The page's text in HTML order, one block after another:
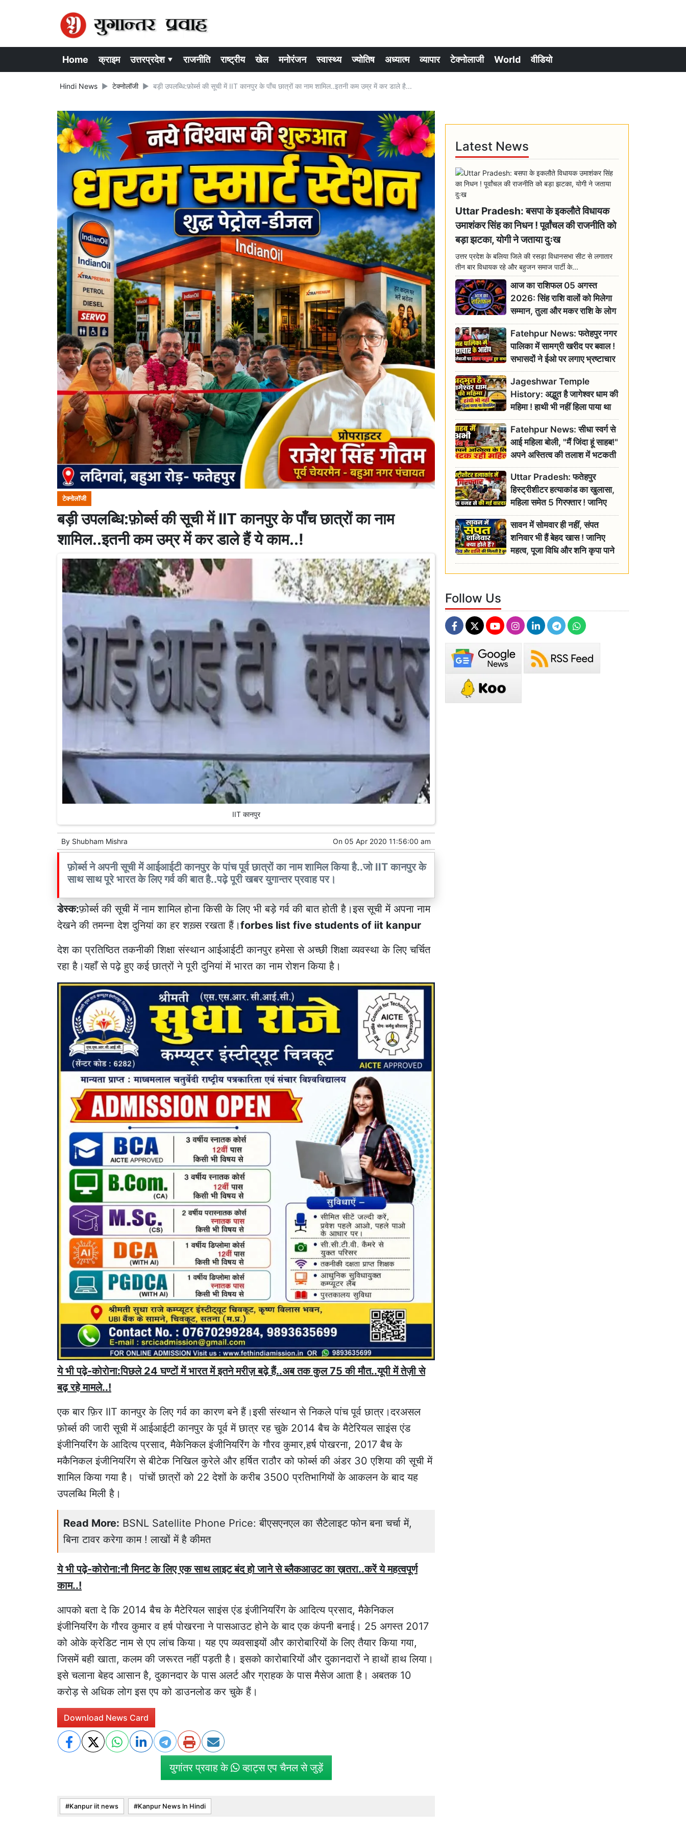
Home क्राइम उत्तरप्रदेश ▾ राजनीति राष्ट्रीय खेल मनोरंजन स्वास्थ्य ज्योतिष अध्यात्म व्यापार टेक्नोलाजी World वीडियो
Hindi News टेक्नोलॉजी बड़ी उपलब्धि:फ़ोर्ब्स की सूची में IIT कानपुर के पाँच छात्रों का नाम शामिल..इतनी कम उम्र में कर डाले है...
टेक्नोलॉजी
बड़ी उपलब्धि:फ़ोर्ब्स की सूची में IIT कानपुर के पाँच छात्रों का नाम
शामिल..इतनी कम उम्र में कर डाले हैं ये काम..!
IIT कानपुर
By Shubham Mishra On 05 Apr 2020 11:56:00 am
फ़ोर्ब्स ने अपनी सूची में आईआईटी कानपुर के पांच पूर्व छात्रों का नाम शामिल किया है..जो IIT कानपुर के
साथ साथ पूरे भारत के लिए गर्व की बात है..पढ़े पूरी खबर युगान्तर प्रवाह पर।
डेस्क:फ़ोर्ब्स की सूची में नाम शामिल होना किसी के लिए भी बड़े गर्व की बात होती है।इस सूची में अपना नाम
देखने की तमन्ना देश दुनियां का हर शख़्स रखता हैं।forbes list five students of iit kanpur
देश का प्रतिष्ठित तकनीकी शिक्षा संस्थान आईआईटी कानपुर हमेसा से अच्छी शिक्षा व्यवस्था के लिए चर्चित
रहा है।यहाँ से पढ़े हुए कई छात्रों ने पूरी दुनियां में भारत का नाम रोशन किया है।
ये भी पढ़े-कोरोना:पिछले 24 घण्टों में भारत में इतने मरीज़ बढ़े हैं..अब तक कुल 75 की मौत..यूपी में तेज़ी से
बढ़ रहे मामले..!
एक बार फ़िर IIT कानपुर के लिए गर्व का कारण बने हैं।इसी संस्थान से निकले पांच पूर्व छात्र।दरअसल
फ़ोर्ब्स की जारी सूची में आईआईटी कानपुर के पूर्व में छात्र रह चुके 2014 बैच के मैटेरियल साइंस एंड
इंजीनियरिंग के आदित्य प्रसाद, मैकेनिकल इंजीनियरिंग के गौरव कुमार,हर्ष पोखरना, 2017 बैच के
मकैनिकल इंजीनियरिंग से बीटेक निखिल कुरेले और हर्षित राठौर को फोर्ब्स की अंडर 30 एशिया की सूची में
शामिल किया गया है। पांचों छात्रों को 22 देशों के करीब 3500 प्रतिभागियों के आकलन के बाद यह
उपलब्धि मिली है।
Read More: BSNL Satellite Phone Price: बीएसएनएल का सैटेलाइट फोन बना चर्चा में,
बिना टावर करेगा काम ! लाखों में है कीमत
ये भी पढ़े-कोरोना:नौ मिनट के लिए एक साथ लाइट बंद हो जाने से ब्लैकआउट का ख़तरा..करें ये महत्वपूर्ण
काम..!
आपको बता दे कि 2014 बैच के मैटेरियल साइंस एंड इंजीनियरिंग के आदित्य प्रसाद, मैकेनिकल
इंजीनियरिंग के गौरव कुमार व हर्ष पोखरना ने पासआउट होने के बाद एक कंपनी बनाई। 25 अगस्त 2017
को ओके क्रेडिट नाम से एप लांच किया। यह एप व्यवसाइयों और कारोबारियों के लिए तैयार किया गया,
जिसमें बही खाता, कलम की जरूरत नहीं पड़ती है। इसको कारोबारियों और दुकानदारों ने हाथों हाथ लिया।
इसे चलाना बेहद आसान है, दुकानदार के पास अलर्ट और ग्राहक के पास मैसेज आता है। अबतक 10
करोड़ से अधिक लोग इस एप को डाउनलोड कर चुके हैं।
Download News Card
युगांतर प्रवाह के व्हाट्स एप चैनल से जुड़ें
Kanpur iit news Kanpur News In Hindi
Latest News
Uttar Pradesh: बसपा के इकलौते विधायक
उमाशंकर सिंह का निधन ! पूर्वांचल की राजनीति को
बड़ा झटका, योगी ने जताया दुःख
उत्तर प्रदेश के बलिया जिले की रसड़ा विधानसभा सीट से लगातार
तीन बार विधायक रहे और बहुजन समाज पार्टी के...
आज का राशिफल 05 अगस्त
2026: सिंह राशि वालों को मिलेगा
सम्मान, तुला और मकर राशि के लोग
रहें सतर्क
Fatehpur News: फतेहपुर नगर
पालिका में सामग्री खरीद पर बवाल !
सभासदों ने ईओ पर लगाए भ्रष्टाचार
के गंभीर आरोप
Jageshwar Temple
History: अद्भुत है जागेश्वर धाम की
महिमा ! हाथी भी नहीं हिला पाया था
शिवलिंग, जानिए क्या है इसका
इतिहास
Fatehpur News: सीधा स्वर्ग से
आई महिला बोली, "मैं जिंदा हूं साहब!"
अपने अस्तित्व की तलाश में भटकती
रही बुजुर्ग, एसडीएम ने दिए जांच के
आदेश
Uttar Pradesh: फतेहपुर
हिस्ट्रीशीटर हत्याकांड का खुलासा,
महिला समेत 5 गिरफ्तार ! जानिए
क्या था कनेक्शन?
सावन में सोमवार ही नहीं, संपत
शनिवार भी हैं बेहद खास ! जानिए
महत्व, पूजा विधि और शनि कृपा पाने
के आसान उपाय
Follow Us